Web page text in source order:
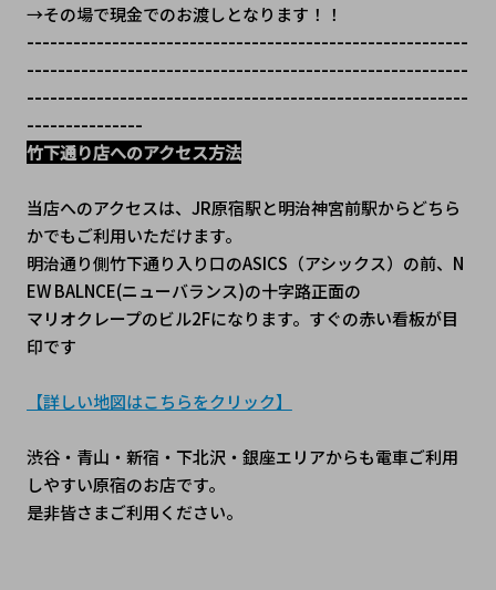
→その場で現金でのお渡しとなります！！
---------------------------------------------------------
---------------------------------------------------------
---------------------------------------------------------
---------------
竹下通り店へのアクセス方法
当店へのアクセスは、JR原宿駅と明治神宮前駅からどちら
かでもご利用いただけます。
明治通り側竹下通り入り口のASICS（アシックス）の前、N
EW BALNCE(ニューバランス)の十字路正面の
マリオクレープのビル2Fになります。すぐの赤い看板が目
印です
【詳しい地図はこちらをクリック】
渋谷・青山・新宿・下北沢・銀座エリアからも電車ご利用
しやすい原宿のお店です。
是非皆さまご利用ください。